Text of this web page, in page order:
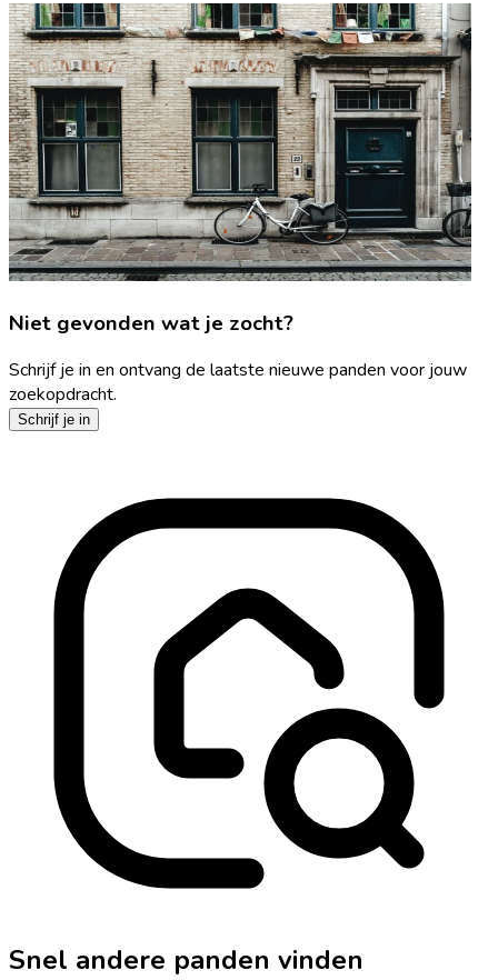
Niet gevonden wat je zocht?
Schrijf je in en ontvang de laatste nieuwe panden voor jouw
zoekopdracht.
Schrijf je in
Snel andere panden vinden